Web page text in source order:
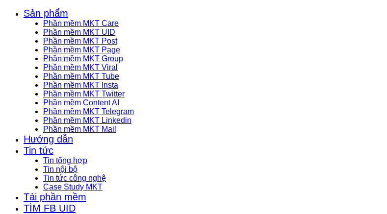
Sản phẩm
Phần mềm MKT Care
Phần mềm MKT UID
Phần mềm MKT Post
Phần mềm MKT Page
Phần mềm MKT Group
Phần mềm MKT Viral
Phần mềm MKT Tube
Phần mềm MKT Insta
Phần mềm MKT Twitter
Phần mềm Content AI
Phần mềm MKT Telegram
Phần mềm MKT Linkedin
Phần mềm MKT Mail
Hướng dẫn
Tin tức
Tin tổng hợp
Tin nội bộ
Tin tức công nghệ
Case Study MKT
Tải phần mềm
TÌM FB UID